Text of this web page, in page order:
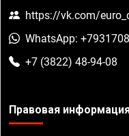
https://vk.com/
WhatsApp:
+7 (3822) 48-94-08
Правовая